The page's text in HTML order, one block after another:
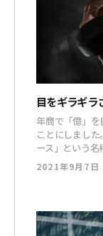
目をギラギラ
年商で「億」
ことにしました。 「フロントラインワークス・プラチ
ース」という
位コースになります。 これは、一言でいえ
サルティングです。 毎月、月末にメンバーが集ま
2021年9月7日